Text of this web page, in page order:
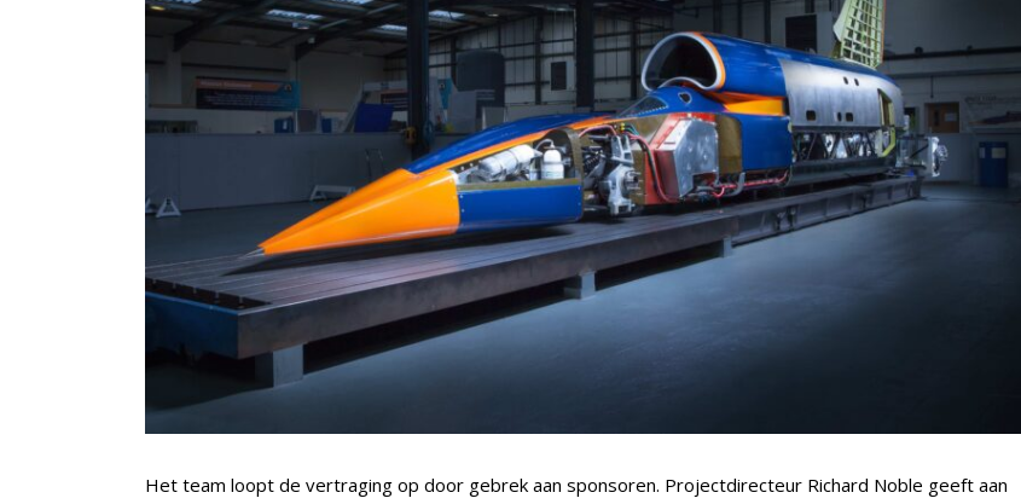
Het team loopt de vertraging op door gebrek aan sponsoren. Projectdirecteur Richard Noble geeft aan